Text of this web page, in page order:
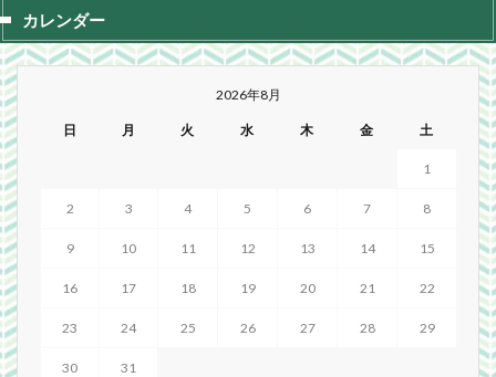
カレンダー
2026年8月
日 月 火 水 木 金 土
1
2 3 4 5 6 7 8
9 10 11 12 13 14 15
16 17 18 19 20 21 22
23 24 25 26 27 28 29
30 31